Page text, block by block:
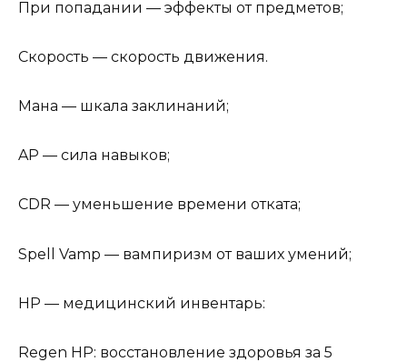
При попадании — эффекты от предметов;
Скорость — скорость движения.
Мана — шкала заклинаний;
AP — сила навыков;
CDR — уменьшение времени отката;
Spell Vamp — вампиризм от ваших умений;
HP — медицинский инвентарь:
Regen HP: восстановление здоровья за 5